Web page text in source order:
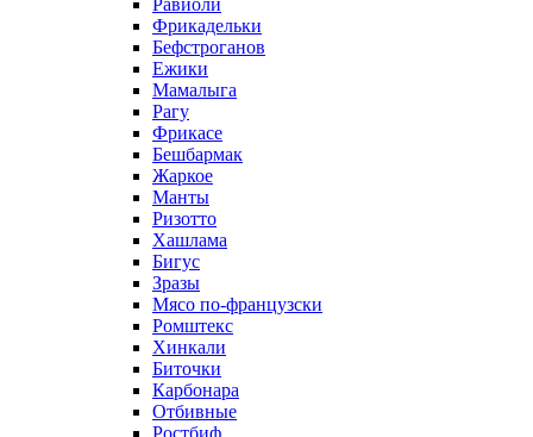
Равиоли
Фрикадельки
Бефстроганов
Ежики
Мамалыга
Рагу
Фрикасе
Бешбармак
Жаркое
Манты
Ризотто
Хашлама
Бигус
Зразы
Мясо по-французски
Ромштекс
Хинкали
Биточки
Карбонара
Отбивные
Ростбиф